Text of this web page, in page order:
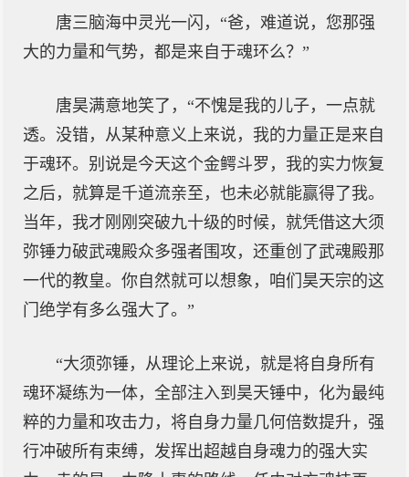
唐三脑海中灵光一闪，“爸，难道说，您那强
大的力量和气势，都是来自于魂环么？”
唐昊满意地笑了，“不愧是我的儿子，一点就
透。没错，从某种意义上来说，我的力量正是来自
于魂环。别说是今天这个金鳄斗罗，我的实力恢复
之后，就算是千道流亲至，也未必就能赢得了我。
当年，我才刚刚突破九十级的时候，就凭借这大须
弥锤力破武魂殿众多强者围攻，还重创了武魂殿那
一代的教皇。你自然就可以想象，咱们昊天宗的这
门绝学有多么强大了。”
“大须弥锤，从理论上来说，就是将自身所有
魂环凝练为一体，全部注入到昊天锤中，化为最纯
粹的力量和攻击力，将自身力量几何倍数提升，强
行冲破所有束缚，发挥出超越自身魂力的强大实